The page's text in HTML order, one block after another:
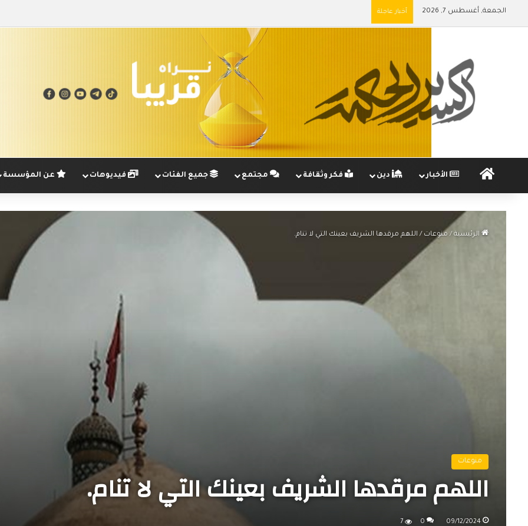
الجمعة, أغسطس 7, 2026 أخبار عاجلة
الرئيسيةالأخبار دين فكر وثقافة مجتمع جميع الفئات فيديوهات عن المؤسسة
الرئيسية / منوعات / اللهم مرقدها الشريف بعينك التي لا تنام.
منوعات
اللهم مرقدها الشريف بعينك التي لا تنام.
09/12/2024
0
7